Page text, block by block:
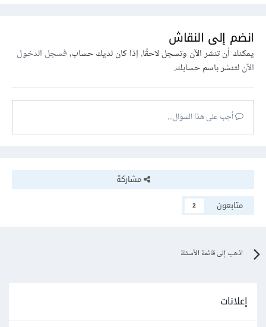
انضم إلى النقاش
يمكنك أن تنشر الآن وتسجل لاحقًا. إذا كان لديك حساب،فسجل الدخول
الآنلتنشر باسم حسابك.
أجب على هذا السؤال...
مشاركة
متابعون
2
اذهب إلى قائمة الأسئلة
إعلانات